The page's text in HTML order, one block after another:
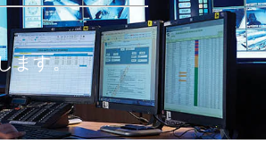
ます。